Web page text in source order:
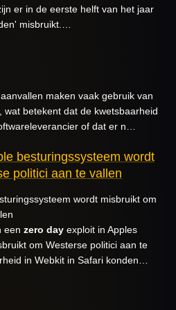
er in de eerste helft van het jaar
misbruikt.…
maken vaak gebruik van
wat betekent dat de kwetsbaarheid
of dat er n…
besturingssysteem wordt
politici aan te vallen
wordt misbruikt om
een zero day exploit in Apples
om Westerse politici aan te
in Webkit in Safari konden…